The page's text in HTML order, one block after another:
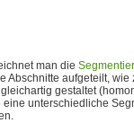
man die
Abschnitte aufgeteilt,
gestaltet
unterschiedliche